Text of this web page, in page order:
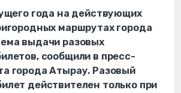
года на действующих
маршрутах города
выдачи разовых
сообщили в пресс-
города Атырау. Разовый
действителен только при